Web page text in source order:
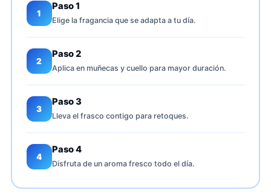
1
Paso 1
Elige la fragancia que se adapta a tu día.
2
Paso 2
Aplica en muñecas y cuello para mayor duración.
3
Paso 3
Lleva el frasco contigo para retoques.
4
Paso 4
Disfruta de un aroma fresco todo el día.